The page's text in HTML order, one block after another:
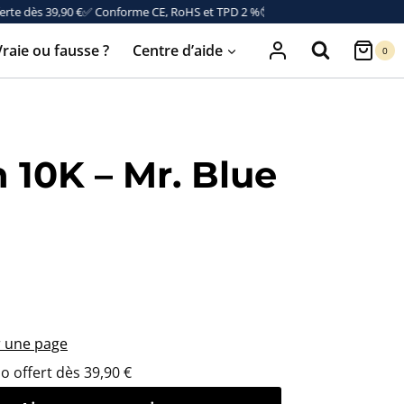
39,90 €✅ Conforme CE, RoHS et TPD 2 %🔞 Vente interdite aux moins
ou fausse ? Centre d’aide 0
10K – Mr. Blue
une page
offert dès 39,90 €